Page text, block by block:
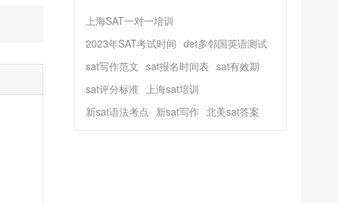
上海SAT一对一培训
2023年SAT考试时间 det多邻国英语测试
sat写作范文 sat报名时间表 sat有效期
sat评分标准 上海sat培训
新sat语法考点 新sat写作 北美sat答案